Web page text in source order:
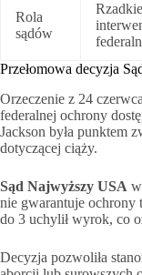
Rola
sądów
Rzadkie
Przełomowa decyzja
Orzeczenie z 24
federalnej ochrony
Jackson była punktem
dotyczącej ciąży.
Sąd Najwyższy USA
nie gwarantuje ochrony
do 3 uchylił wyrok, co
Decyzja pozwoliła